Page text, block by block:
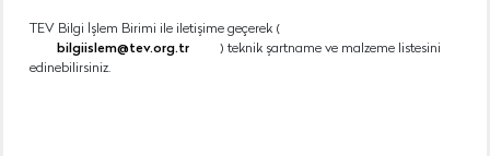
TEV Bilgi İşlem Birimi ile iletişime geçerek (
bilgiislem@tev.org.tr
) teknik şartname ve malzeme listesini
edinebilirsiniz.